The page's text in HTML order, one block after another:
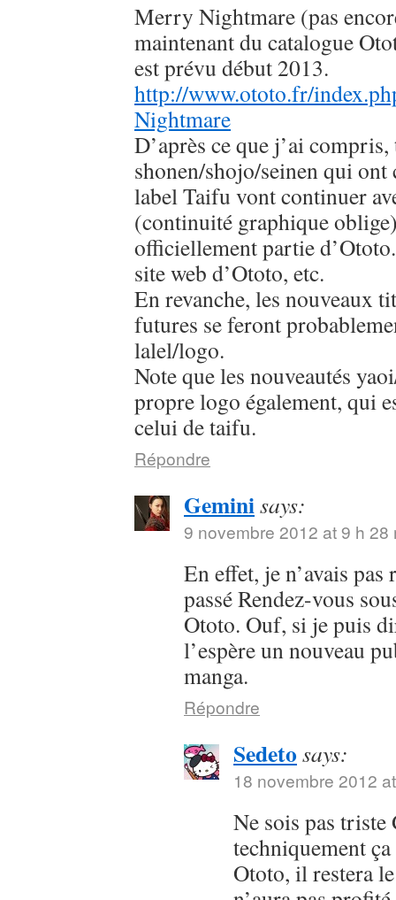
Merry Nightmare (pas
maintenant du catalogue
est prévu début 2013.
http://www.ototo.fr/
Nightmare
D’après ce que j’ai
shonen/shojo/seinen qui ont
label Taifu vont continuer
(continuité graphique
officiellement partie
site web d’Ototo, etc.
En revanche, les nouveaux
futures se feront
lalel/logo.
Note que les nouveautés
propre logo également, qui
celui de taifu.
Répondre
Geminisays:
9 novembre 2012 at 9 h 28
En effet, je n’avais
passé Rendez-vous
Ototo. Ouf, si je puis
l’espère un nouveau
manga.
Répondre
Sedeto says:
18 novembre 2012
Ne sois pas
techniquement
Ototo, il restera